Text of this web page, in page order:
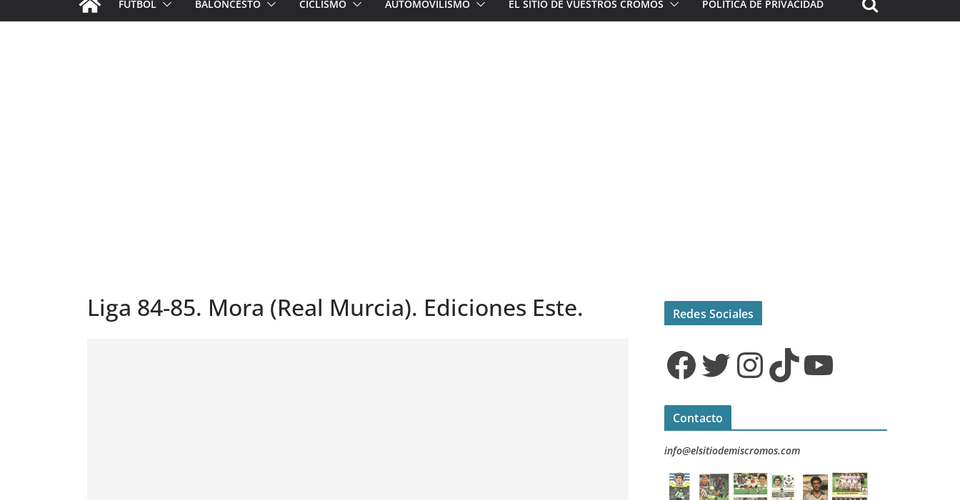
FÚTBOL BALONCESTO CICLISMO AUTOMOVILISMO EL SITIO DE VUESTROS CROMOS POLÍTICA DE PRIVACIDAD
Liga 84-85. Mora (Real Murcia). Ediciones Este. Redes Sociales
Facebook Twitter InstagramTikTok YouTube
Contacto
info@elsitiodemiscromos.com